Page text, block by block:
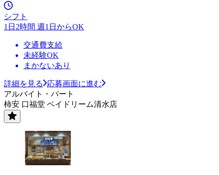
シフト
1日2時間 週1日からOK
交通費支給
未経験OK
まかないあり
詳細を見る
応募画面に進む
アルバイト・パート
柿安 口福堂 ベイドリーム清水店